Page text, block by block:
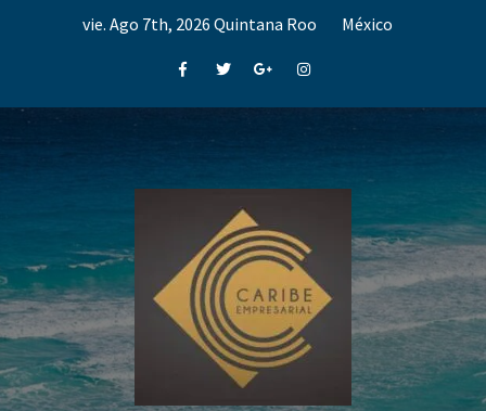
vie. Ago 7th, 2026 Quintana Roo México
FacebookTwitterGoogle+Instagram